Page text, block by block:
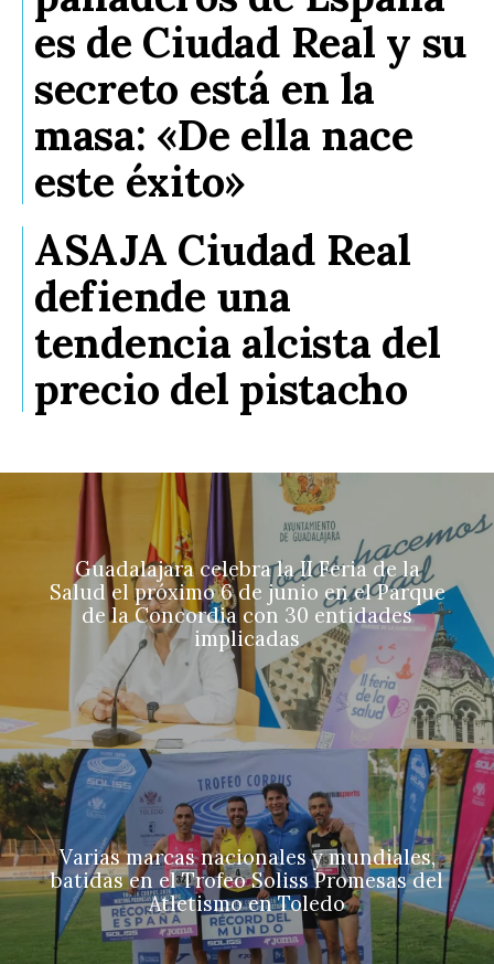
es de Ciudad Real y su
secreto está en la
masa: «De ella nace
este éxito»
ASAJA Ciudad Real
defiende una
tendencia alcista del
precio del pistacho
Guadalajara celebra la II Feria de la
Salud el próximo 6 de junio en el Parque
de la Concordia con 30 entidades
implicadas
Varias marcas nacionales y mundiales,
batidas en el Trofeo Soliss Promesas del
Atletismo en Toledo